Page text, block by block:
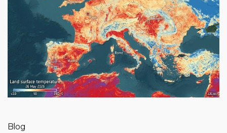
Blog